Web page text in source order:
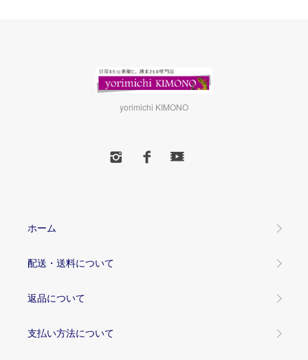
yorimichi KIMONO
ホーム
配送・送料について
返品について
支払い方法について